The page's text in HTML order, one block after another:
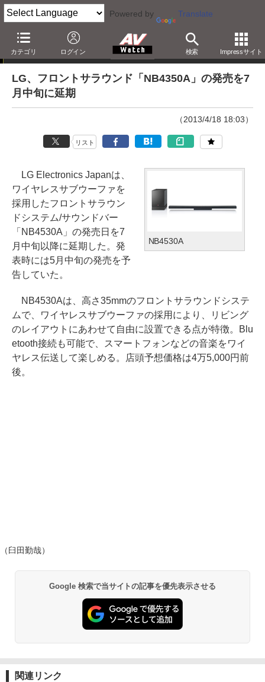
Powered by Translate
カテゴリ ログイン 検索 Impressサイト
ニュース
LG、フロントサラウンド「NB4350A」の発売を7
月中旬に延期
（2013/4/18 18:03）
リスト
NB4530A
LG Electronics Japanは、
ワイヤレスサブウーファを
採用したフロントサラウン
ドシステム/サウンドバー
「NB4530A」の発売日を7
月中旬以降に延期した。発
表時には5月中旬の発売を予
告していた。
NB4530Aは、高さ35mmのフロントサラウンドシステ
ムで、ワイヤレスサブウーファの採用により、リビング
のレイアウトにあわせて自由に設置できる点が特徴。Blu
etooth接続も可能で、スマートフォンなどの音楽をワイ
ヤレス伝送して楽しめる。店頭予想価格は4万5,000円前
後。
（臼田勤哉）
Google 検索で当サイトの記事を優先表示させる
関連リンク